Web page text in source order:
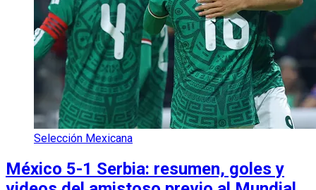
Selección Mexicana
México 5-1 Serbia: resumen, goles y